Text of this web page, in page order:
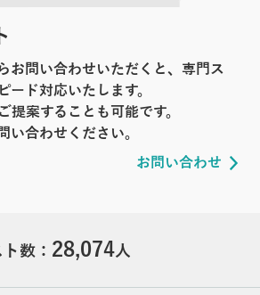
お問い合わせいただくと、専門ス
ード対応いたします。
提案することも可能です。
い合わせください。
お問い合わせ
数： 28,074人